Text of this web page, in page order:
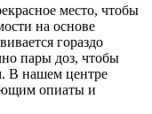
место, чтобы
на основе
гораздо
пары доз, чтобы
В нашем центре
опиаты и